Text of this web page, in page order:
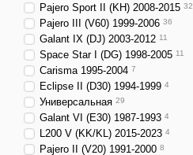
Pajero Sport II (KH) 2008-2015 32
Pajero III (V60) 1999-2006 36
Galant IX (DJ) 2003-2012 11
Space Star I (DG) 1998-2005 11
Carisma 1995-2004 7
Eclipse II (D30) 1994-1999 4
Универсальная 29
Galant VI (E30) 1987-1993 4
L200 V (KK/KL) 2015-2023 4
Pajero II (V20) 1991-2000 8